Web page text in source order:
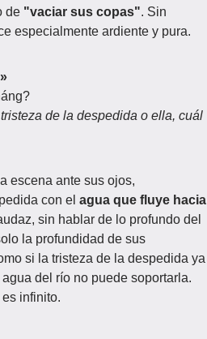
de "vaciar sus copas". Sin
especialmente ardiente y pura.
de la despedida o ella, cuál
escena ante sus ojos,
con el agua que fluye hacia
sin hablar de lo profundo del
la profundidad de sus
si la tristeza de la despedida ya
del río no puede soportarla.
infinito.